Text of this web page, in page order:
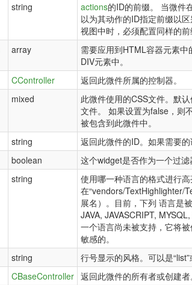
string actions的ID的前缀。 当微件
以为其动作的ID指定前缀以
视图中时，必须配置同样的前
array
需要应用到HTML容器元素
DIV元素中。
CController 返回此微件所属的控制器。
mixed
此微件使用的CSS文件。默
文件。 如果设置为false，则
被包含到此微件中。
string 返回此微件的ID。如果需要
boolean 这个widget是否作为一个过滤
string
使用哪一种语言的格式进行
在“vendors/TextHighlighter/
展名）。目前，下列 语言是
JAVA, JAVASCRIPT,
一个语言尚未被支持，它将
敏感的。
string 行号显示的风格。可以是“list”
CBaseController 返回此微件的所有者或创建者